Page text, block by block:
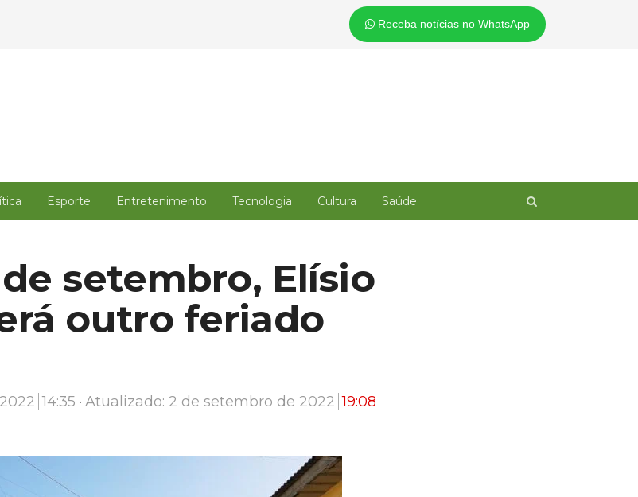
Receba notícias no WhatsApp
Esporte Entretenimento Tecnologia Cultura Saúde
setembro, Elísio
outro feriado
14:35 Atualizado: 2 de setembro de 2022 19:08